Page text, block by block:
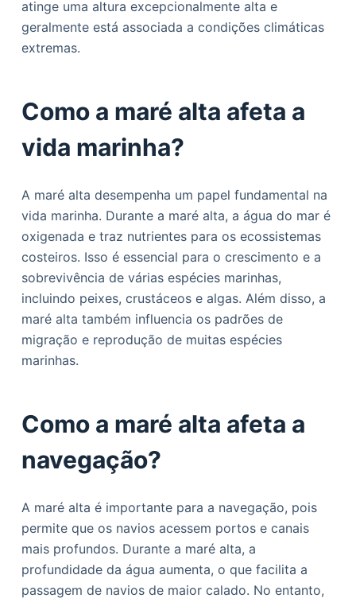
atinge uma altura excepcionalmente alta e
geralmente está associada a condições climáticas
extremas.
Como a maré alta afeta a
vida marinha?
A maré alta desempenha um papel fundamental na
vida marinha. Durante a maré alta, a água do mar é
oxigenada e traz nutrientes para os ecossistemas
costeiros. Isso é essencial para o crescimento e a
sobrevivência de várias espécies marinhas,
incluindo peixes, crustáceos e algas. Além disso, a
maré alta também influencia os padrões de
migração e reprodução de muitas espécies
marinhas.
Como a maré alta afeta a
navegação?
A maré alta é importante para a navegação, pois
permite que os navios acessem portos e canais
mais profundos. Durante a maré alta, a
profundidade da água aumenta, o que facilita a
passagem de navios de maior calado. No entanto,